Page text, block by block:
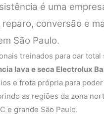
é uma
conversão e
São Paulo.
treinados para dar
lava e seca Electrolux
e frota própria para
as regiões da zona
e grande São Paulo.